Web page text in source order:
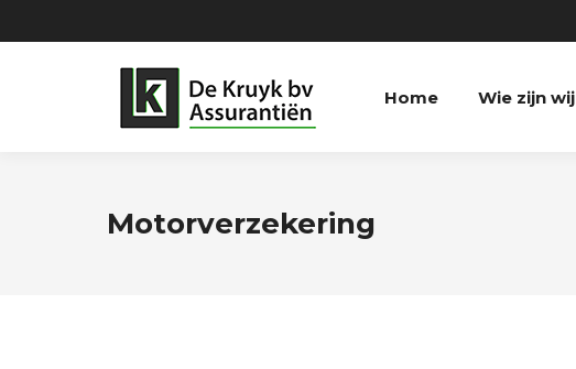
Home Wie zijn wij
Motorverzekering